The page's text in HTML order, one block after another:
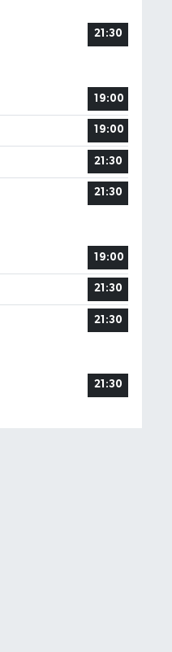
21:30
19:00
19:00
21:30
21:30
19:00
21:30
21:30
21:30